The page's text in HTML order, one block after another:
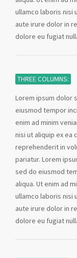
ullamco laboris nisi
aute irure dolor in
dolore eu fugiat
THREE COLUMNS:
Lorem ipsum dolor
eiusmod tempor
enim ad minim
nisi ut aliquip ex ea
reprehenderit in
pariatur. Lorem
sed do eiusmod
aliqua. Ut enim ad
ullamco laboris nisi
aute irure dolor in
dolore eu fugiat